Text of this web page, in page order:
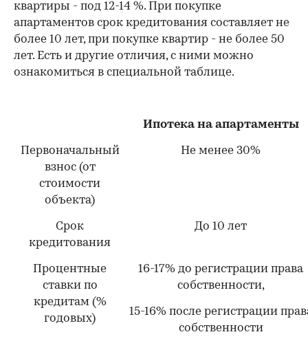
квартиры - под 12-14 %. При покупке
апартаментов срок кредитования составляет не
более 10 лет, при покупке квартир - не более 50
лет. Есть и другие отличия, с ними можно
ознакомиться в специальной таблице.
Ипотека на апартаменты
Первоначальный
взнос (от
стоимости
объекта)
Не менее 30%
Срок
кредитования
До 10 лет
Процентные
ставки по
кредитам (%
годовых)
16-17% до регистрации права
собственности,
15-16% после регистрации
собственности